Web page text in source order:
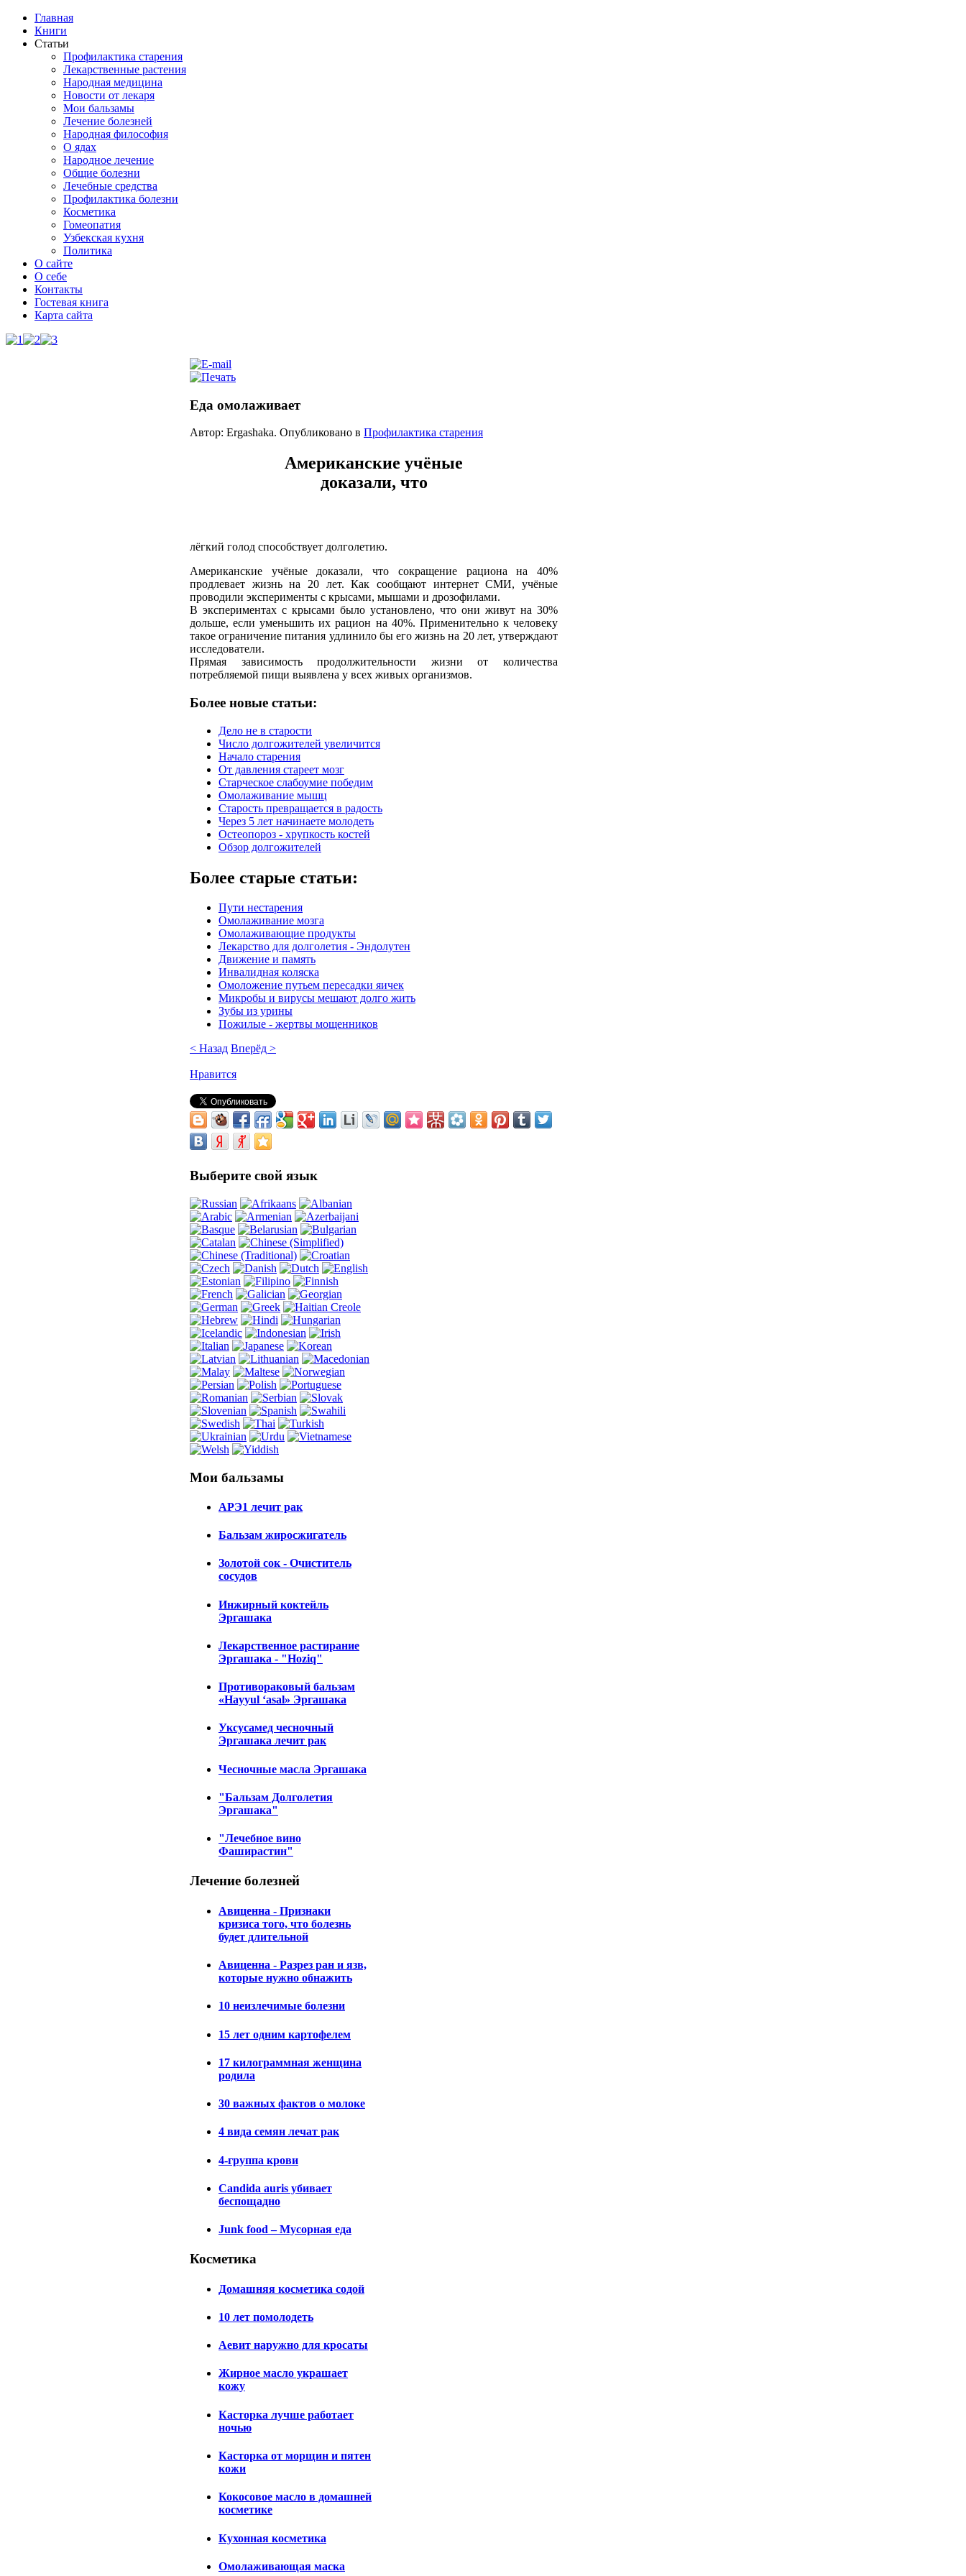
Главная
Книги
Статьи
Профилактика старения
Лекарственные растения
Народная медицина
Новости от лекаря
Мои бальзамы
Лечение болезней
Народная философия
О ядах
Народное лечение
Общие болезни
Лечебные средства
Профилактика болезни
Косметика
Гомеопатия
Узбекская кухня
Политика
О сайте
О себе
Контакты
Гостевая книга
Карта сайта
Еда омолаживает
Автор: Ergashaka. Опубликовано в Профилактика старения
Американские учёные
доказали, что
лёгкий голод способствует долголетию.
Американские учёные доказали, что сокращение рациона на 40%
продлевает жизнь на 20 лет. Как сообщают интернет СМИ, учёные
проводили эксперименты с крысами, мышами и дрозофилами.
В экспериментах с крысами было установлено, что они живут на 30%
дольше, если уменьшить их рацион на 40%. Применительно к человеку
такое ограничение питания удлинило бы его жизнь на 20 лет, утверждают
исследователи.
Прямая зависимость продолжительности жизни от количества
потребляемой пищи выявлена у всех живых организмов.
Более новые статьи:
Дело не в старости
Число долгожителей увеличится
Начало старения
От давления стареет мозг
Старческое слабоумие победим
Омолаживание мышц
Старость превращается в радость
Через 5 лет начинаете молодеть
Остеопороз - хрупкость костей
Обзор долгожителей
Более старые статьи:
Пути нестарения
Омолаживание мозга
Омолаживающие продукты
Лекарство для долголетия - Эндолутен
Движение и память
Инвалидная коляска
Омоложение путьем пересадки яичек
Микробы и вирусы мешают долго жить
Зубы из урины
Пожилые - жертвы мощенников
< Назад Вперёд >
Нравится
Выберите свой язык
Мои бальзамы
АРЭ1 лечит рак
Бальзам жиросжигатель
Золотой сок - Очиститель
сосудов
Инжирный коктейль
Эргашака
Лекарственное растирание
Эргашака - "Hoziq"
Противораковый бальзам
«Hayyul ‘asal» Эргашака
Уксусамед чесночный
Эргашака лечит рак
Чесночные масла Эргашака
"Бальзам Долголетия
Эргашака"
"Лечебное вино
Фаширастин"
Лечение болезней
Авиценна - Признаки
кризиса того, что болезнь
будет длительной
Авиценна - Разрез ран и язв,
которые нужно обнажить
10 неизлечимые болезни
15 лет одним картофелем
17 килограммная женщина
родила
30 важных фактов о молоке
4 вида семян лечат рак
4-группа крови
Candida auris убивает
беспощадно
Junk food – Мусорная еда
Косметика
Домашняя косметика содой
10 лет помолодеть
Аевит наружно для кросаты
Жирное масло украшает
кожу
Касторка лучше работает
ночью
Касторка от морщин и пятен
кожи
Кокосовое масло в домашней
косметике
Кухонная косметика
Омолаживающая маска